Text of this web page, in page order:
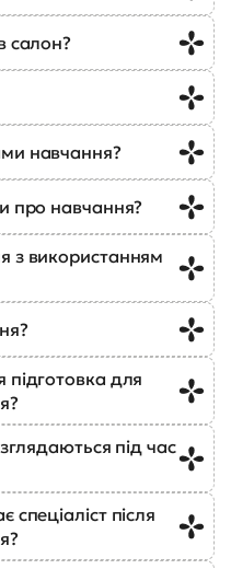
салон?
навчання?
про навчання?
з використанням
для
під час
спеціаліст після